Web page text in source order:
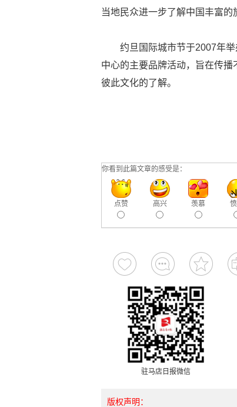
当地民众进一步了解中国丰富的
约旦国际城市节于2007年
中心的主要品牌活动，旨在传
彼此文化的了解。
你看到此篇文章的感受是：
点赞 高兴 羡慕
驻马店日报微信
版权声明：